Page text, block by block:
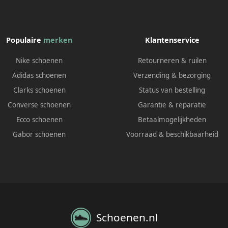
Populaire merken
Nike schoenen
Adidas schoenen
Clarks schoenen
Converse schoenen
Ecco schoenen
Gabor schoenen
Klantenservice
Retourneren & ruilen
Verzending & bezorging
Status van bestelling
Garantie & reparatie
Betaalmogelijkheden
Voorraad & beschikbaarheid
Schoenen.nl